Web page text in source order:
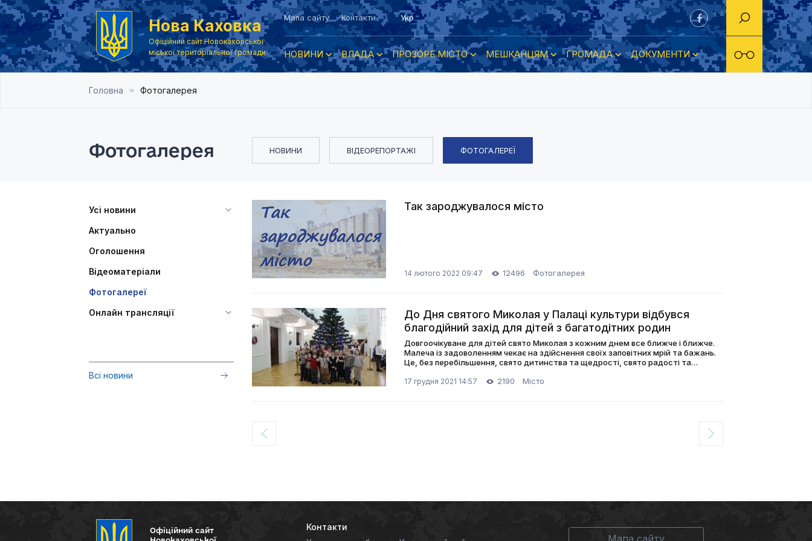
Нова Каховка
Офіційний сайт Новокаховської
міської територіальної громади
Мапа сайту Контакти Укр
НОВИНИ ВЛАДА ПРОЗОРЕ МІСТО МЕШКАНЦЯМ ГРОМАДА ДОКУМЕНТИ
Головна Фотогалерея
Фотогалерея НОВИНИ ВІДЕОРЕПОРТАЖІ ФОТОГАЛЕРЕЇ
Усі новини
Актуально
Оголошення
Відеоматеріали
Фотогалереї
Онлайн трансляції
Всі новини
Так зароджувалося місто
14 лютого 2022 09:47 12496 Фотогалерея
До Дня святого Миколая у Палаці культури відбувся
благодійний захід для дітей з багатодітних родин
Довгоочікуване для дітей свято Миколая з кожним днем все ближче і ближче.
Малеча із задоволенням чекає на здійснення своїх заповітних мрій та бажань.
Це, без перебільшення, свято дитинства та щедрості, свято радості та
17 грудня 2021 14:57 2190 Місто
Офіційний сайт
Контакти
Мапа сайту